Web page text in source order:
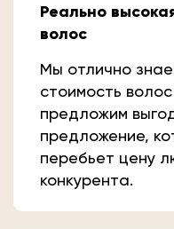
Реально
волос
Мы отлично
стоимость
предложим
предложение,
перебьет цену
конкурента.